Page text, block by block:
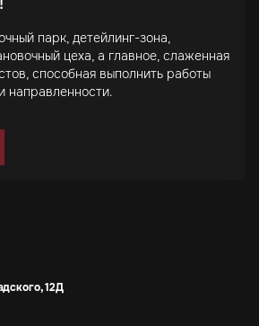
парк, детейлинг-зона,
цеха, а главное, слаженная
способная выполнить работы
направленности.
12Д